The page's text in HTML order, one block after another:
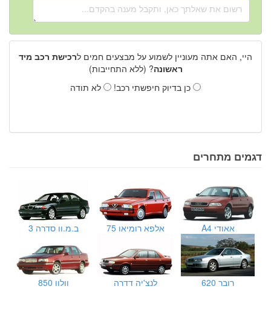
היי, האם אתה מעוניין לשמוע על מבצעים חמים לרכישת רכב מיד
ראשונה? (ללא התחייבות)
כן בדיוק חיפשתי רכב!
לא תודה
דגמים מתחרים
אאודי A4 אלפא רומיאו 75 ב.מ.וו סדרה 3
רובר 620 לנצ'יה דדרה וולוו 850